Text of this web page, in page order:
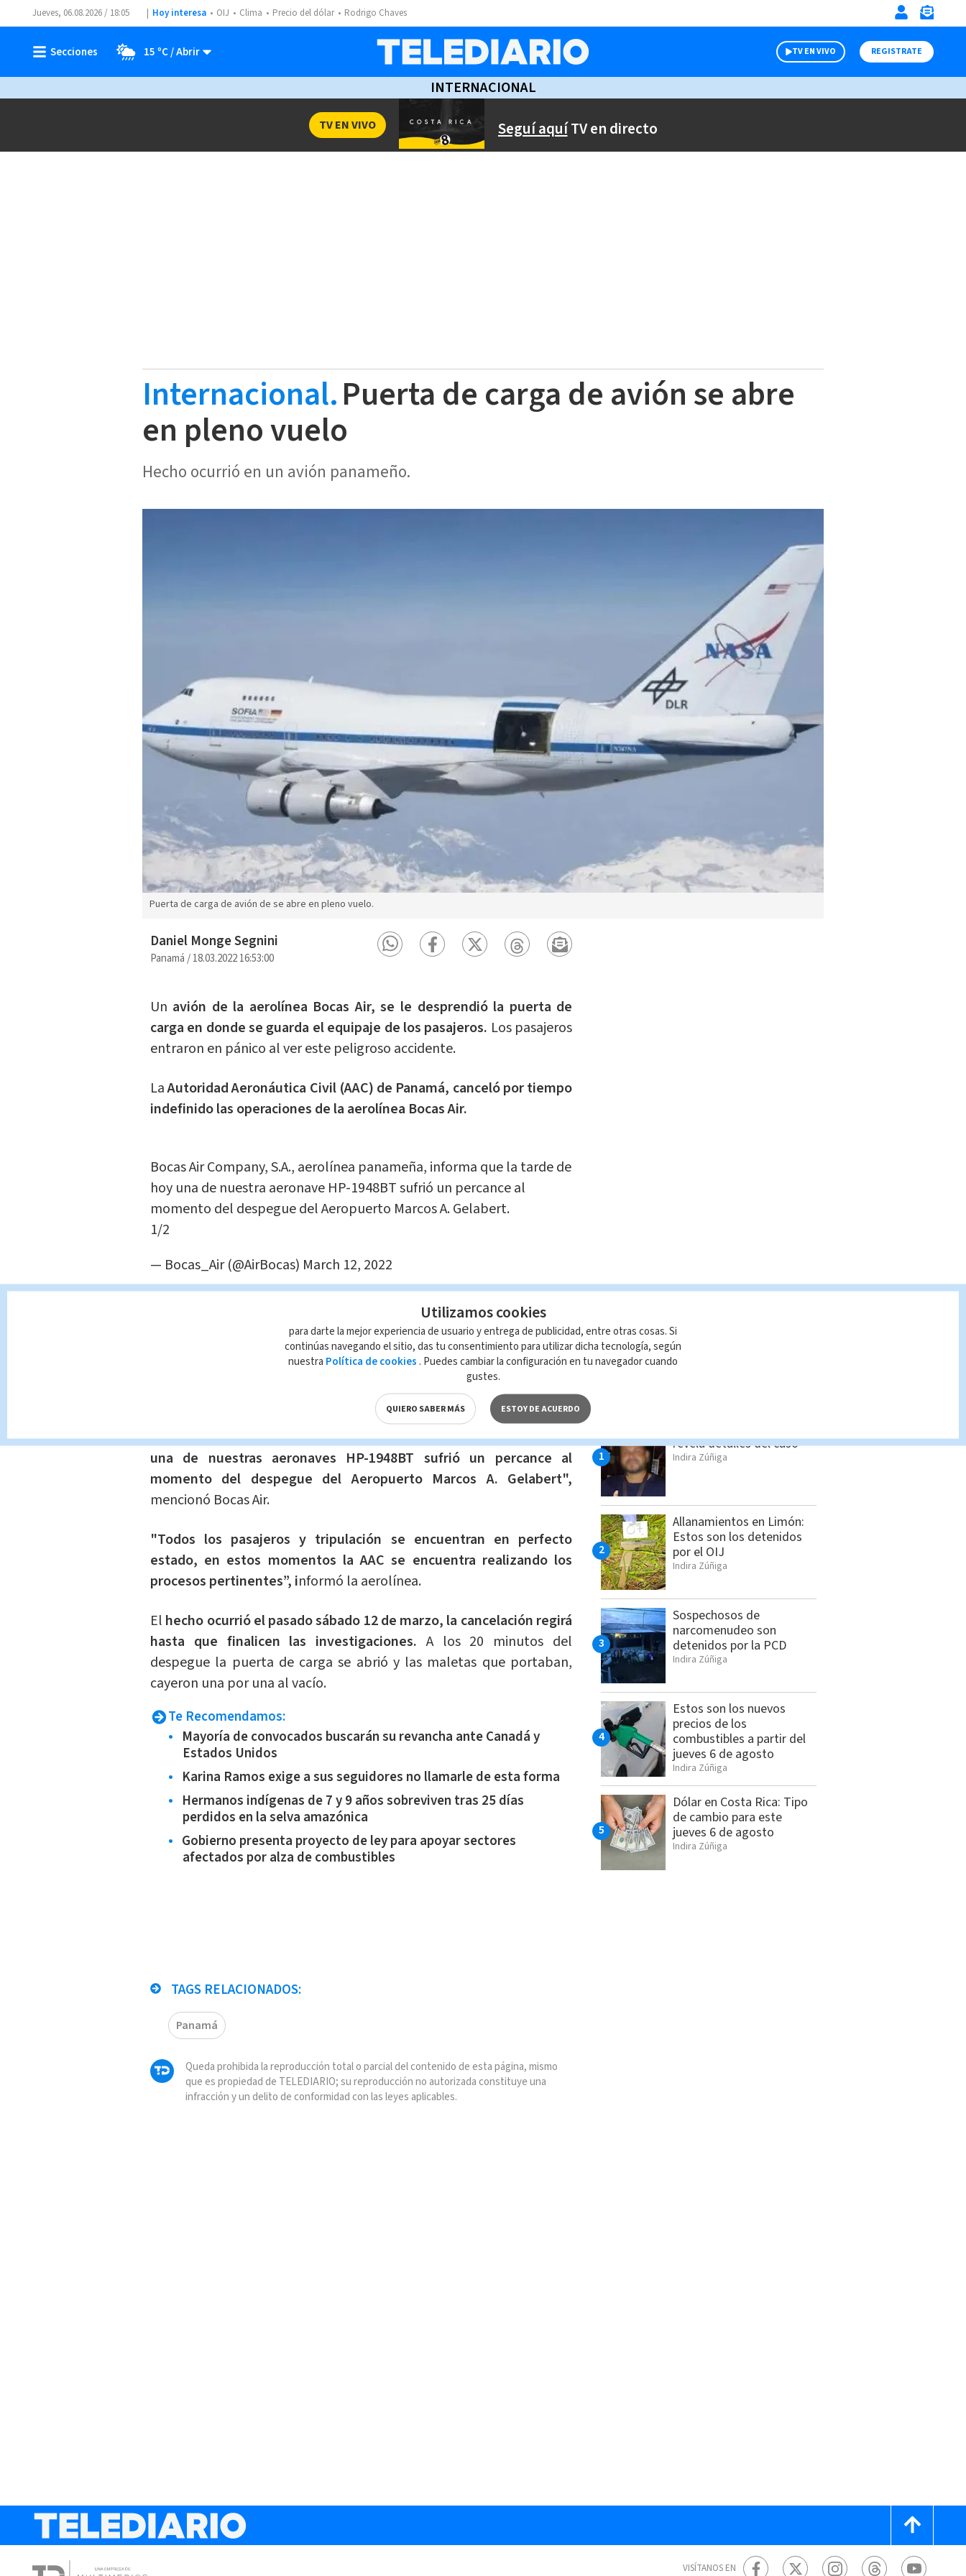
Jueves, 06.08.2026 / 18:05 Hoy interesa OIJ Clima Precio del dólar Rodrigo Chaves
15 ºC TV EN VIVO REGISTRATE
INTERNACIONAL
Seguí aquíTV en directo
TV EN VIVO
Internacional.Puerta de carga de avión se abre
en pleno vuelo
Hecho ocurrió en un avión panameño.
Puerta de carga de avión de se abre en pleno vuelo.
Daniel Monge Segnini
Panamá/18.03.2022 16:53:00
Un avión de la aerolínea Bocas Air, se le desprendió la puerta de
carga en donde se guarda el equipaje de los pasajeros. Los pasajeros
entraron en pánico al ver este peligroso accidente.
LaAutoridad Aeronáutica Civil (AAC) de Panamá, canceló por tiempo
indefinido las operaciones de la aerolínea Bocas Air.
Bocas Air Company, S.A., aerolínea panameña, informa que la tarde de
hoy una de nuestra aeronave HP-1948BT sufrió un percance al
momento del despegue del Aeropuerto Marcos A. Gelabert.
1/2
— Bocas_Air (@AirBocas) March 12, 2022
“Bocas Air Company S.A., aerolínea panameña, que la tarde de hoy
una de nuestras aeronaves HP-1948BT sufrió un percance al
momento del despegue del Aeropuerto Marcos A. Gelabert",
mencionó Bocas Air.
"Todos los pasajeros y tripulación se encuentran en perfecto
estado, en estos momentos la AAC se encuentra realizando los
procesos pertinentes”, informó la aerolínea.
El hecho ocurrió el pasado sábado 12 de marzo, la cancelación regirá
hasta que finalicen las investigaciones.A los 20 minutos del
despegue la puerta de carga se abrió y las maletas que portaban,
cayeron una por una al vacío.
Te Recomendamos:
Mayoría de convocados buscarán su revancha ante Canadá y
Estados Unidos
Karina Ramos exige a sus seguidores no llamarle de esta forma
Hermanos indígenas de 7 y 9 años sobreviven tras 25 días
perdidos en la selva amazónica
Gobierno presenta proyecto de ley para apoyar sectores
afectados por alza de combustibles
TAGS RELACIONADOS:
Panamá
Queda prohibida la reproducción total o parcial del contenido de esta página, mismo
que es propiedad de TELEDIARIO; su reproducción no autorizada constituye una
infracción y un delito de conformidad con las leyes aplicables.
revela detalles del caso
Indira Zúñiga
Allanamientos en Limón:
Estos son los detenidos
por el OIJ
Indira Zúñiga
Sospechosos de
narcomenudeo son
detenidos por la PCD
Indira Zúñiga
Estos son los nuevos
precios de los
combustibles a partir del
jueves 6 de agosto
Indira Zúñiga
Dólar en Costa Rica: Tipo
de cambio para este
jueves 6 de agosto
Indira Zúñiga
VISÍTANOS EN
Utilizamos cookies
para darte la mejor experiencia de usuario y entrega de publicidad, entre otras cosas. Si
continúas navegando el sitio, das tu consentimiento para utilizar dicha tecnología, según
nuestra Política de cookies . Puedes cambiar la configuración en tu navegador cuando
gustes.
QUIERO SABER MÁS ESTOY DE ACUERDO